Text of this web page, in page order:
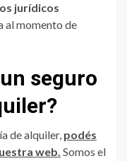
jurídicos
al momento de
seguro
de alquiler, podés
web. Somos el